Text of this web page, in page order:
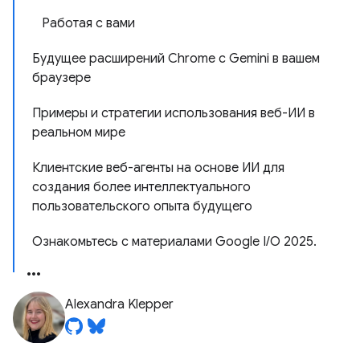
Работая с вами
Будущее расширений Chrome с Gemini в вашем
браузере
Примеры и стратегии использования веб-ИИ в
реальном мире
Клиентские веб-агенты на основе ИИ для
создания более интеллектуального
пользовательского опыта будущего
Ознакомьтесь с материалами Google I/O 2025.
Alexandra Klepper